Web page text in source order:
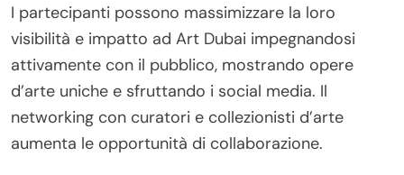
I partecipanti possono massimizzare la loro
visibilità e impatto ad Art Dubai impegnandosi
attivamente con il pubblico, mostrando opere
d’arte uniche e sfruttando i social media. Il
networking con curatori e collezionisti d’arte
aumenta le opportunità di collaborazione.